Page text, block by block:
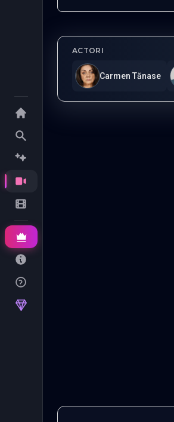
ACTORI
Carmen Tănase